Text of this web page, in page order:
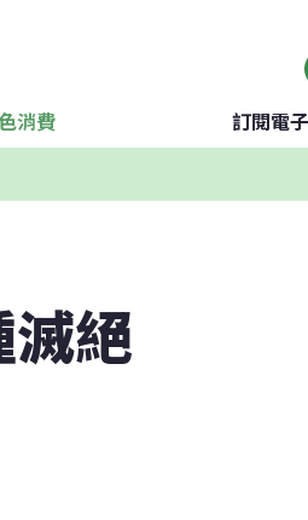
消費 訂閱電
絕